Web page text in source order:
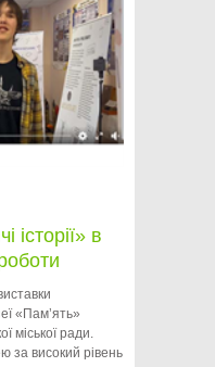
історії» в
«Пам’ять»
міської ради.
за високий рівень